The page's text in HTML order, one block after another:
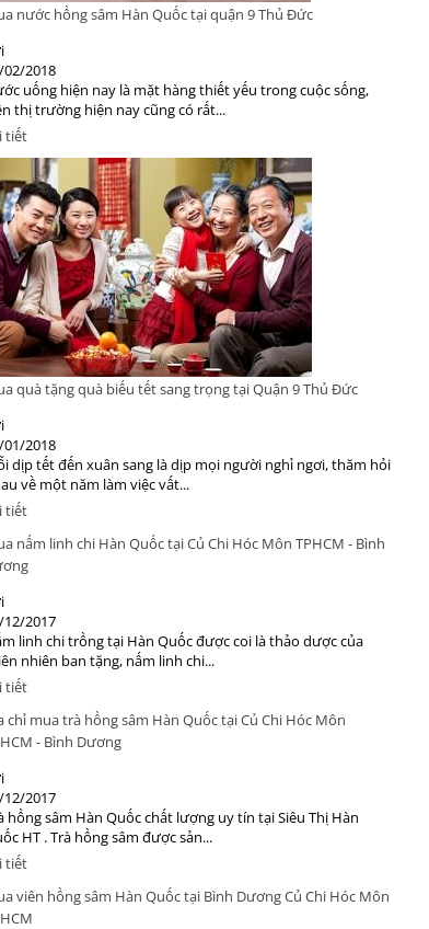
nước hồng sâm Hàn Quốc tại quận 9 Thủ Đức
02/2018
uống hiện nay là mặt hàng thiết yếu trong cuộc sống,
thị trường hiện nay cũng có rất...
tiết
quà tặng quà biếu tết sang trọng tại Quận 9 Thủ Đức
01/2018
dịp tết đến xuân sang là dịp mọi người nghỉ ngơi, thăm hỏi
về một năm làm việc vất...
tiết
nấm linh chi Hàn Quốc tại Củ Chi Hóc Môn TPHCM - Bình
12/2017
linh chi trồng tại Hàn Quốc được coi là thảo dược của
nhiên ban tặng, nấm linh chi...
tiết
chỉ mua trà hồng sâm Hàn Quốc tại Củ Chi Hóc Môn
- Bình Dương
12/2017
hồng sâm Hàn Quốc chất lượng uy tín tại Siêu Thị Hàn
HT . Trà hồng sâm được sản...
tiết
viên hồng sâm Hàn Quốc tại Bình Dương Củ Chi Hóc Môn